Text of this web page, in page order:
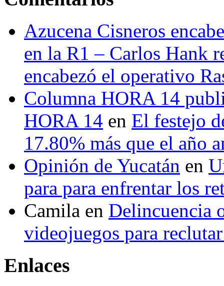
Azucena Cisneros
en la R1 – Carlos Hank
encabezó el operativo
Columna HORA 14
HORA 14 en El festejo
17.80% más que el año
Opinión de Yucatán en
para para enfrentar los
Camila en Delincuencia
videojuegos para
Enlaces